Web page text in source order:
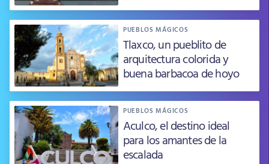
PUEBLOS MÁGICOS
Tlaxco, un pueblito de
arquitectura colorida y
buena barbacoa de hoyo
PUEBLOS MÁGICOS
Aculco, el destino ideal
para los amantes de la
escalada